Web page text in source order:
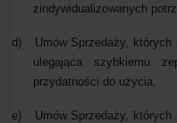
zindywidualizowanych
d)
Umów Sprzedaży,
ulegająca szybkiemu
przydatności do użycia,
e)
Umów Sprzedaży,